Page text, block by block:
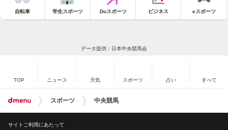
自転車 学生スポーツ Doスポーツ ビジネス eスポーツ
データ提供：日本中央競馬会
TOP ニュース 天気 スポーツ 占い すべて
スポーツ 中央競馬
サイトご利用にあたって